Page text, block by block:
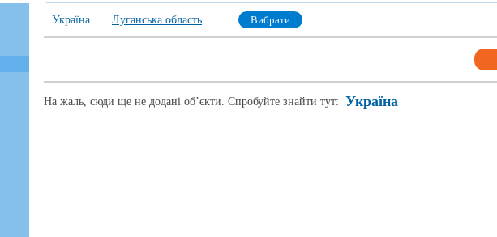
Україна Луганська область Вибрати
На жаль, сюди ще не додані об’єкти. Спробуйте знайти тут: Україна